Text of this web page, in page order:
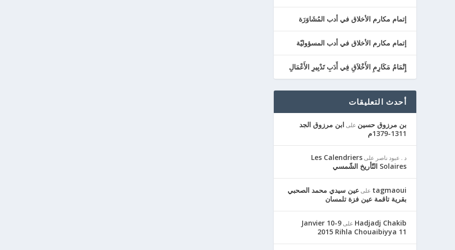
إتمام مكارم الأخلاق في أدب المُشَاوَرَة
إتمام مكارم الأخلاق في أدب المسؤوليّة
إِتْمَامُ مَكَارِمِ الأَخْلاَقِ فِي أَدَبِ تَدْبِيرِ الأَعْمَالِ
أحدث التعليقات
بن مرزوق حسين علىابن مرزوق الجد
1311-1379م
د . عبود ناصر علىLes Calendriers
Solaires التّأريخ الشّمسي
tagmaoui علىعين سيدي محمد الصحبي
بقرية تاقمة عين فزة تلمسان
Hadjadj Chakib على
9-10 Janvier
2015 Rihla Chouaibiyya 11